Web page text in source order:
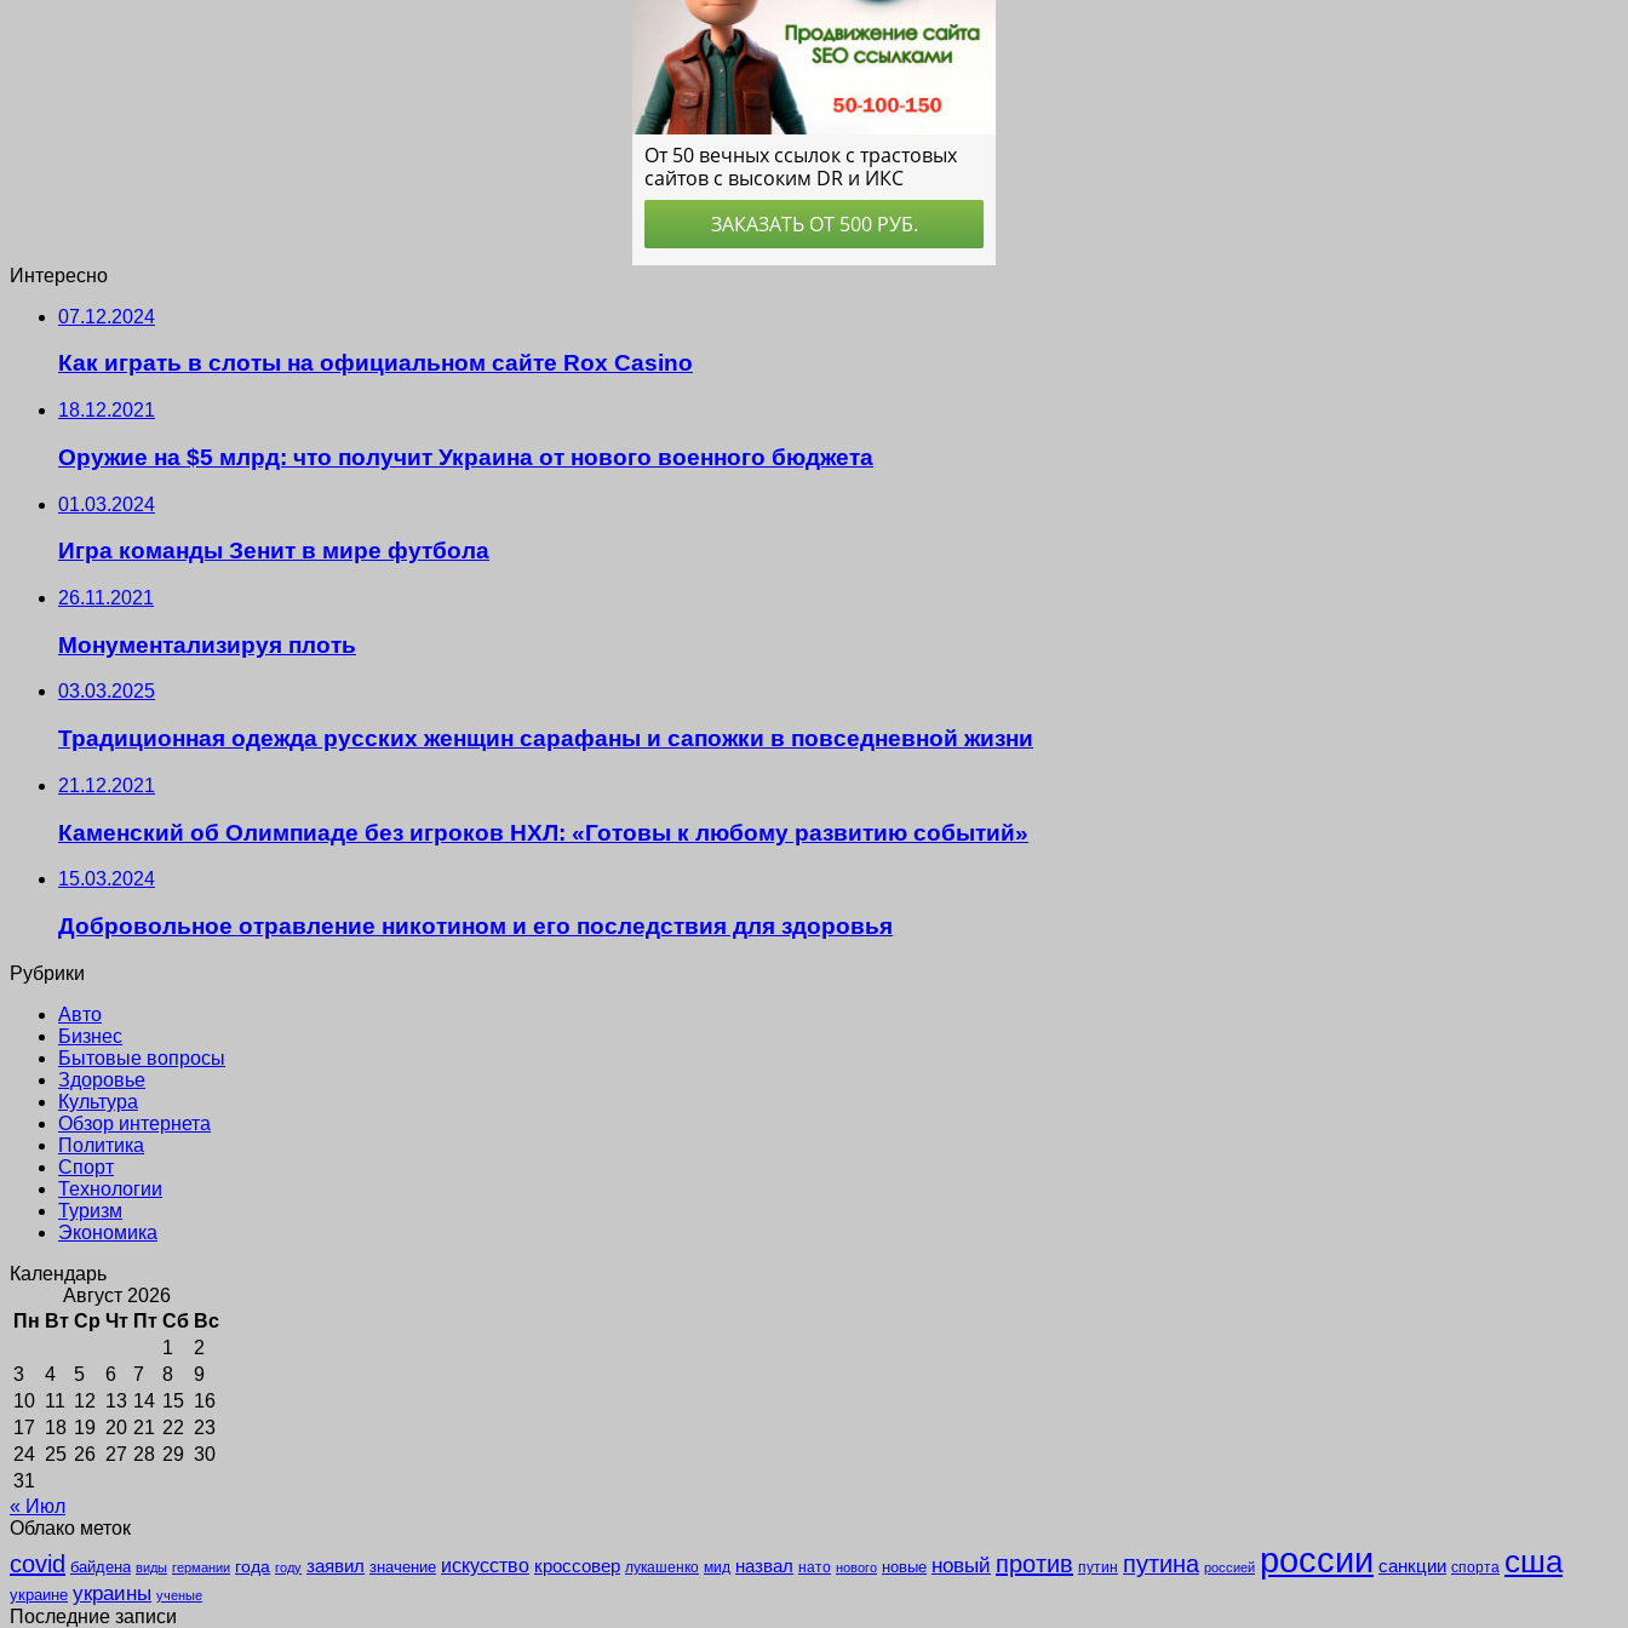
Интересно
07.12.2024
Как играть в слоты на официальном сайте Rox Casino
18.12.2021
Оружие на $5 млрд: что получит Украина от нового военного бюджета
01.03.2024
Игра команды Зенит в мире футбола
26.11.2021
Монументализируя плоть
03.03.2025
Традиционная одежда русских женщин сарафаны и сапожки в повседневной жизни
21.12.2021
Каменский об Олимпиаде без игроков НХЛ: «Готовы к любому развитию событий»
15.03.2024
Добровольное отравление никотином и его последствия для здоровья
Рубрики
Авто
Бизнес
Бытовые вопросы
Здоровье
Культура
Обзор интернета
Политика
Спорт
Технологии
Туризм
Экономика
Календарь
Август 2026
Пн Вт Ср Чт Пт Сб Вс
1
2
3
4 5 6 7 8
9
10 11 12 13 14 15 16
17 18 19 20 21 22 23
24 25 26 27 28 29 30
31
« Июл
Облако меток
covid байдена виды германии года году заявил значение искусство кроссовер лукашенко мид назвал нато нового новые новый против путин путина россией россии санкции спорта сша
украине украины ученые
Последние записи